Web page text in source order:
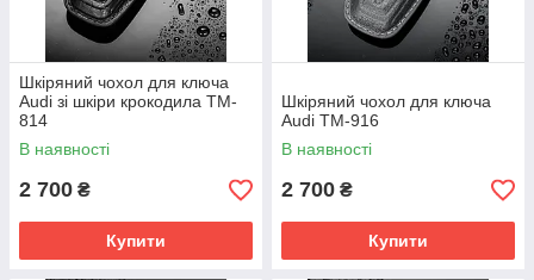
Шкіряний чохол для ключа
Audi зі шкіри крокодила TM-
814
В наявності
2 700 ₴
Купити
Шкіряний чохол для ключа
Audi TM-916
В наявності
2 700 ₴
Купити